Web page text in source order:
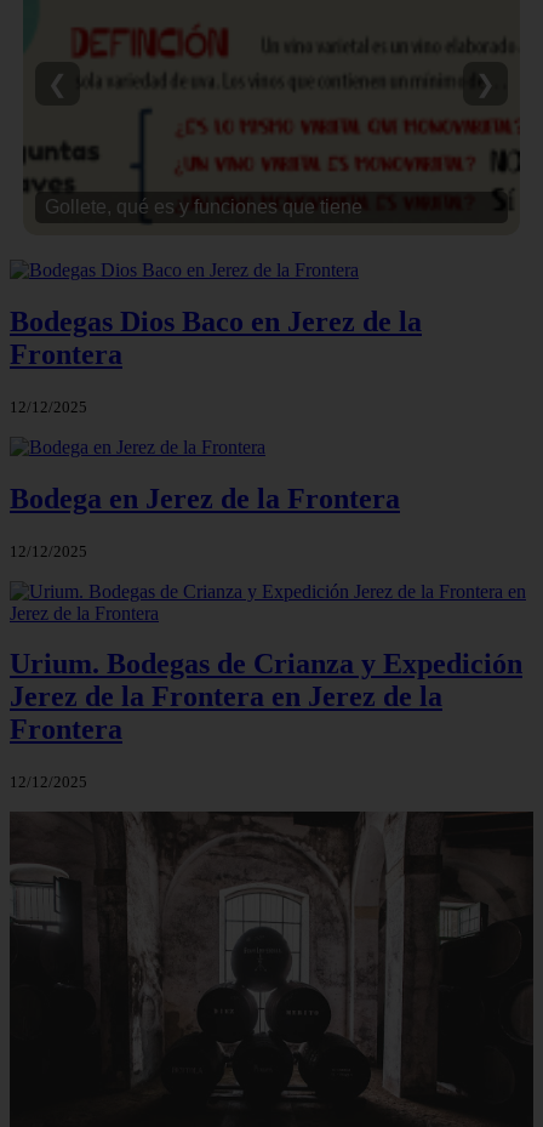
Gollete, qué es y funciones que tiene
❮ ❯
Bodegas Dios Baco en Jerez de la
Frontera
12/12/2025
Bodega en Jerez de la Frontera
12/12/2025
Urium. Bodegas de Crianza y Expedición
Jerez de la Frontera en Jerez de la
Frontera
12/12/2025